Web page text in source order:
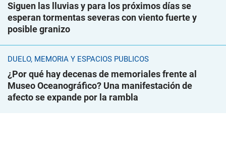
Siguen las lluvias y para los próximos días se
esperan tormentas severas con viento fuerte y
posible granizo
DUELO, MEMORIA Y ESPACIOS PÚBLICOS
¿Por qué hay decenas de memoriales frente al
Museo Oceanográfico? Una manifestación de
afecto se expande por la rambla